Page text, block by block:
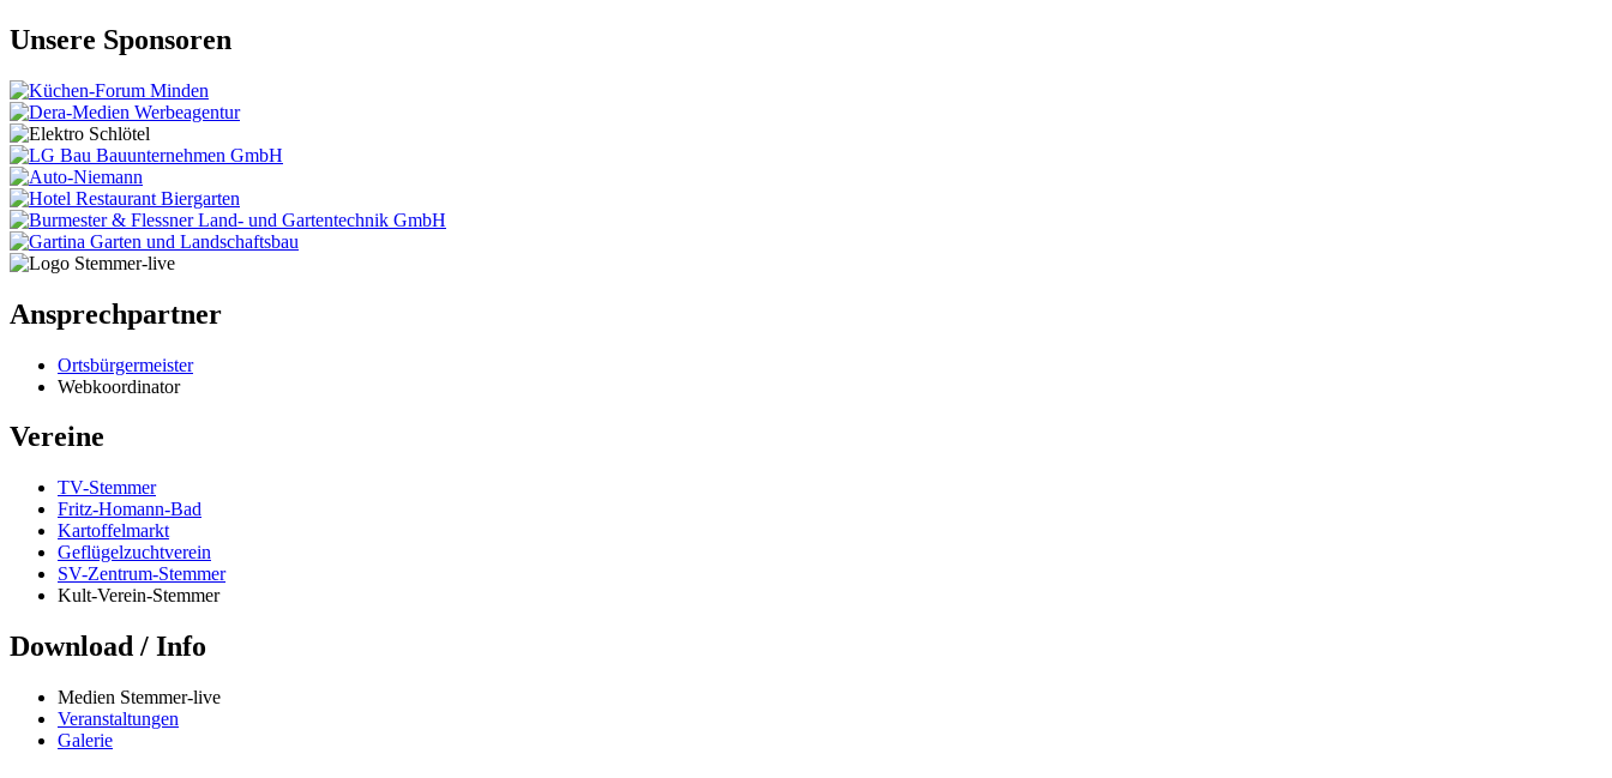
Unsere Sponsoren
Ansprechpartner
Ortsbürgermeister
Webkoordinator
Vereine
TV-Stemmer
Fritz-Homann-Bad
Kartoffelmarkt
Geflügelzuchtverein
SV-Zentrum-Stemmer
Kult-Verein-Stemmer
Download / Info
Medien Stemmer-live
Veranstaltungen
Galerie